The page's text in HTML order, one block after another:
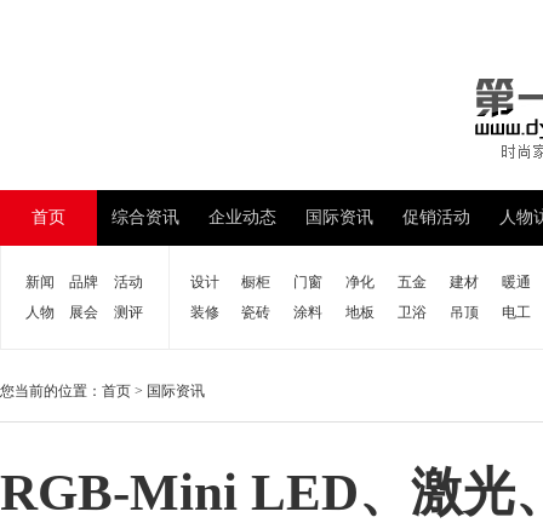
首页 综合资讯 企业动态 国际资讯 促销活动 人物
新闻 品牌
活动
人物
展会 测评
设计 橱柜 门窗 净化 五金 建材
暖通
装修
瓷砖 涂料 地板 卫浴 吊顶 电工
您当前的位置： 首页 > 国际资讯
RGB-Mini LED、激光